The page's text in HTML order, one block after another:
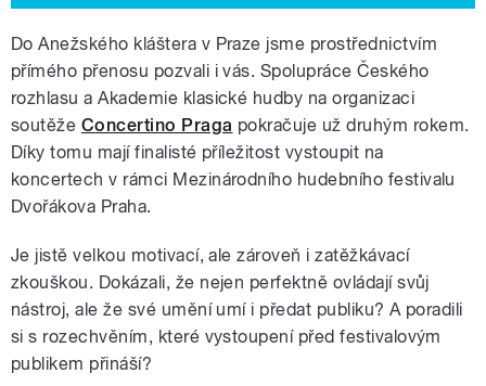
Do Anežského kláštera v Praze jsme prostřednictvím
přímého přenosu pozvali i vás. Spolupráce Českého
rozhlasu a Akademie klasické hudby na organizaci
soutěže Concertino Praga pokračuje už druhým rokem.
Díky tomu mají finalisté příležitost vystoupit na
koncertech v rámci Mezinárodního hudebního festivalu
Dvořákova Praha.
Je jistě velkou motivací, ale zároveň i zatěžkávací
zkouškou. Dokázali, že nejen perfektně ovládají svůj
nástroj, ale že své umění umí i předat publiku? A poradili
si s rozechvěním, které vystoupení před festivalovým
publikem přináší?